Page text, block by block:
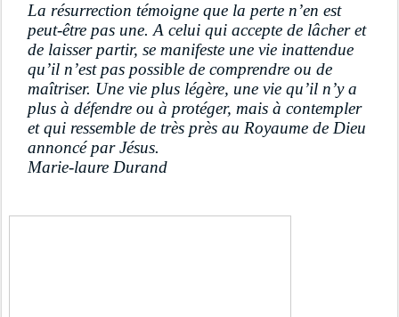
La résurrection témoigne que la perte n’en est
peut-être pas une. A celui qui accepte de lâcher et
de laisser partir, se manifeste une vie inattendue
qu’il n’est pas possible de comprendre ou de
maîtriser. Une vie plus légère, une vie qu’il n’y a
plus à défendre ou à protéger, mais à contempler
et qui ressemble de très près au Royaume de Dieu
annoncé par Jésus.
Marie-laure Durand